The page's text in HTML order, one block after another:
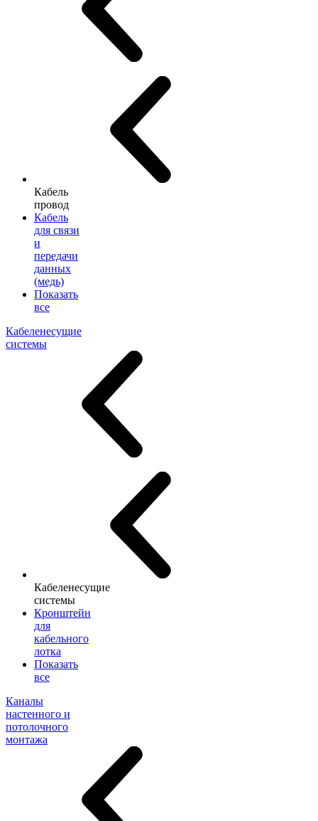
Кабель
провод
Кабель
для связи
и
передачи
данных
(медь)
Показать
все
Кабеленесущие
системы
Кабеленесущие
системы
Кронштейн
для
кабельного
лотка
Показать
все
Каналы
настенного и
потолочного
монтажа